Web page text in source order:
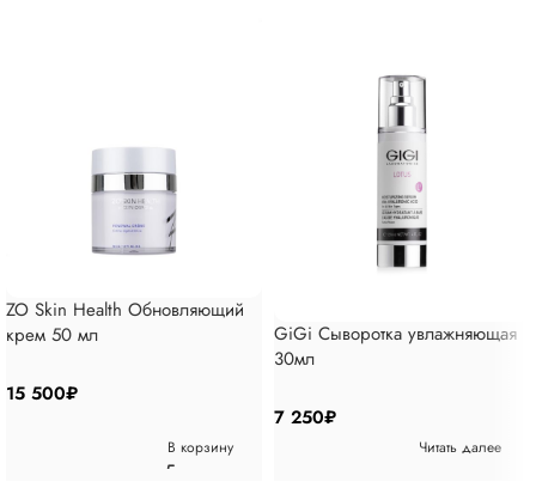
ZO Skin Health Обновляющий
крем 50 мл
15 500₽
В корзину
GiGi Сыворотка увлажняющая
30мл
7 250₽
Читать далее